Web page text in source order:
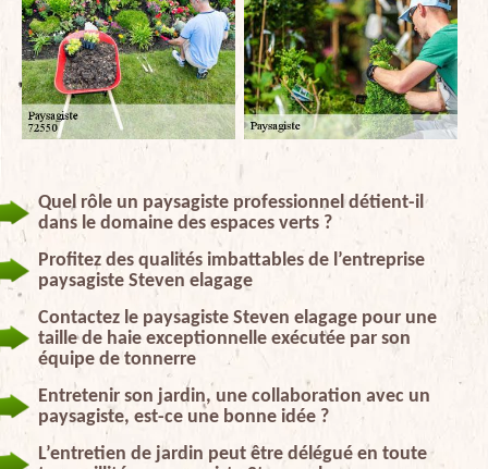
Quel rôle un paysagiste professionnel détient-il
dans le domaine des espaces verts ?
Profitez des qualités imbattables de l’entreprise
paysagiste Steven elagage
Contactez le paysagiste Steven elagage pour une
taille de haie exceptionnelle exécutée par son
équipe de tonnerre
Entretenir son jardin, une collaboration avec un
paysagiste, est-ce une bonne idée ?
L’entretien de jardin peut être délégué en toute